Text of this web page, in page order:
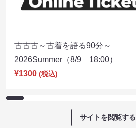
古古古～古着を語る90分～
2026Summer（8/9 18:00）
¥1300 (税込)
サイトを閲覧する